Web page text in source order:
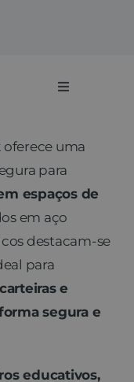
Toggle
oferece uma
para
espaços de
em aço
destacam-se
para
e
segura e
educativos,